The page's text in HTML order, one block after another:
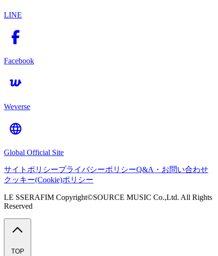
LINE
Facebook
Weverse
Global Official Site
サイトポリシープライバシーポリシーQ&A・お問い合わせ
クッキー(Cookie)ポリシー
LE SSERAFIM Copyright©SOURCE MUSIC Co.,Ltd. All Rights
Reserved
TOP